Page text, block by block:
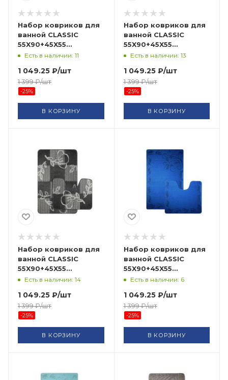
Набор ковриков для
ванной CLASSIC
55X90+45X55
CLT202018-S.STONE-
Есть в наличии: 11
1 049.25 ₽/шт
1 399₽/шт
-25%
В КОРЗИНУ
Набор ковриков для
ванной CLASSIC
55X90+45X55
CLT202022-BEIGE-153
Есть в наличии: 13
1 049.25₽/шт
1 399₽/шт
-25%
В КОРЗИНУ
Набор ковриков для
ванной CLASSIC
55X90+45X55
CLC10202004-D.GRAY
Есть в наличии: 14
1 049.25 ₽/шт
1 399₽/шт
-25%
В КОРЗИНУ
Набор ковриков для
ванной CLASSIC
55X90+45X55
CLT202014-SAX-160
Есть в наличии: 6
1 049.25₽/шт
1 399₽/шт
-25%
В КОРЗИНУ